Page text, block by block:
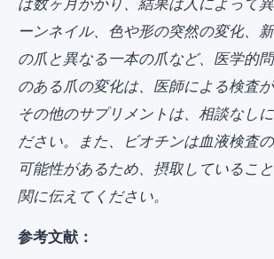
は数ヶ月かかり、結果は人によって
ーンネイル、色や形の突然の変化、
の爪と異なる一本の爪など、医学的
のある爪の変化は、医師による検査
その他のサプリメントは、相談なし
ださい。また、ビオチンは血液検査
可能性があるため、摂取しているこ
関に伝えてください。
参考文献：